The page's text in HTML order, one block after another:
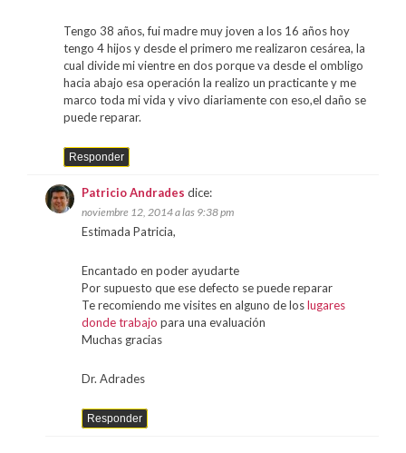
Tengo 38 años, fui madre muy joven a los 16 años hoy
tengo 4 hijos y desde el primero me realizaron cesárea, la
cual divide mi vientre en dos porque va desde el ombligo
hacia abajo esa operación la realizo un practicante y me
marco toda mi vida y vivo diariamente con eso,el daño se
puede reparar.
Responder
Patricio Andrades dice:
noviembre 12, 2014 a las 9:38 pm
Estimada Patricia,
Encantado en poder ayudarte
Por supuesto que ese defecto se puede reparar
Te recomiendo me visites en alguno de loslugares
donde trabajo para una evaluación
Muchas gracias
Dr. Adrades
Responder